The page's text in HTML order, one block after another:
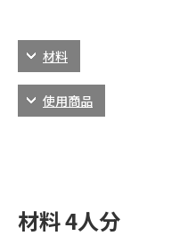
材料
使用商品
材料 4人分